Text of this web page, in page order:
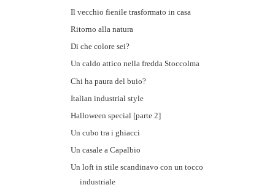
Il vecchio fienile trasformato in casa
Ritorno alla natura
Di che colore sei?
Un caldo attico nella fredda Stoccolma
Chi ha paura del buio?
Italian industrial style
Halloween special [parte 2]
Un cubo tra i ghiacci
Un casale a Capalbio
Un loft in stile scandinavo con un tocco
industriale